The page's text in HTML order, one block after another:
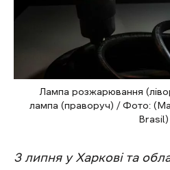
Лампа розжарювання
лампа (праворуч) / Фото:
Brasil)
3 липня у Харкові та